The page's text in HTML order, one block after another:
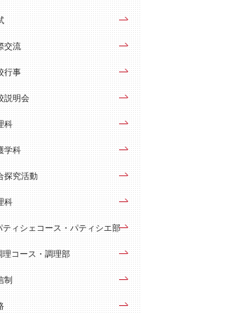
交流
行事
説明会
科
学科
探究活動
科
ティシェコース・パティシエ部
理コース・調理部
制